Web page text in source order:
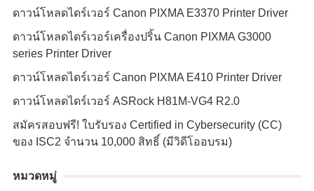
ดาวน์โหลดไดร์เวอร์ Canon PIXMA E3370 Printer Driver
ดาวน์โหลดไดร์เวอร์เครื่องปริ้น Canon PIXMA G3000
series Printer Driver
ดาวน์โหลดไดร์เวอร์ Canon PIXMA E410 Printer Driver
ดาวน์โหลดไดร์เวอร์ ASRock H81M-VG4 R2.0
สมัครสอบฟรี! ใบรับรอง Certified in Cybersecurity (CC)
ของ ISC2 จำนวน 10,000 สิทธิ์ (มีวิดีโออบรม)
หมวดหมู่